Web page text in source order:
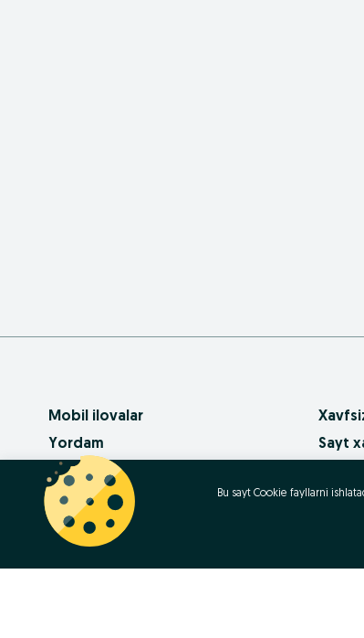
Mobil ilovalar
Yordam
Pullik xizmatlar
OLX da biznes
Foydalanish shartlari
Sayt
Bu sayt Cookie fayllarni